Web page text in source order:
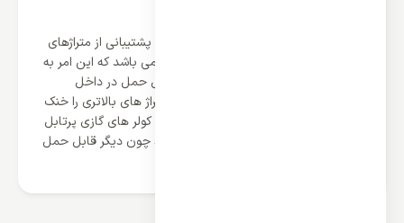
از دیگر معایب کولر گازی می توان به عدم پشتیبانی از متراژهای
بیشتر از ۳۰ متر برای گرمایش و سرمایش می باشد که این امر به
دلیل استفاده از کمپرسورهای کوچک و قابل حمل در داخل
دستگاه می باشد. در صورتیکه بخواهید متراژ های بالاتری را خنک
کنید نیاز به یک کمپرسور بزرگتر دارید که در کولر های گازی پرتابل
نمی توان از کمپرسورهای بزرگ استفاده کرد چون دیگر قابل حمل